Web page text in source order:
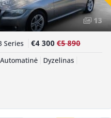
13
Series €4 300 €5 890
Automatinė Dyzelinas